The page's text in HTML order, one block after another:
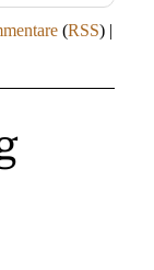
(RSS) |